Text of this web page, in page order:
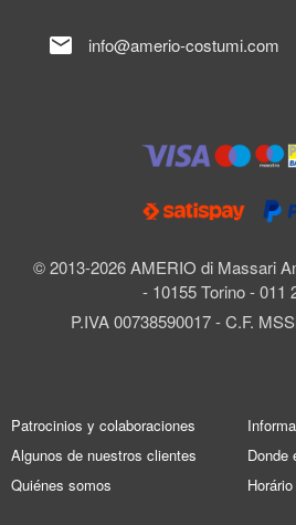
© 2013-2026 AMERIO di Massari
- 10155 Torino - 011
P.IVA 00738590017 - C.F.
mail info@amerio-costumi.com
Patrocinios y colaboraciones
Algunos de nuestros clientes
Quiénes somos
Donde